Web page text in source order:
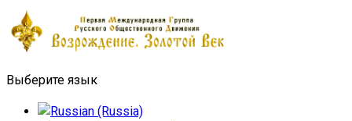
Выберите язык